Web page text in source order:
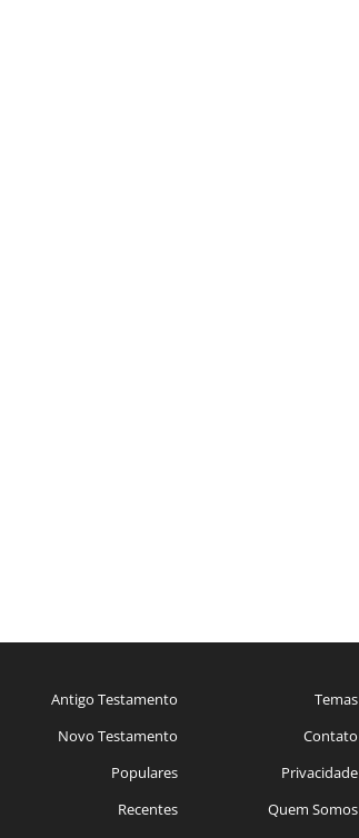
Antigo Testamento
Novo Testamento
Populares
Recentes
Temas
Contato
Privacidade
Quem Somos